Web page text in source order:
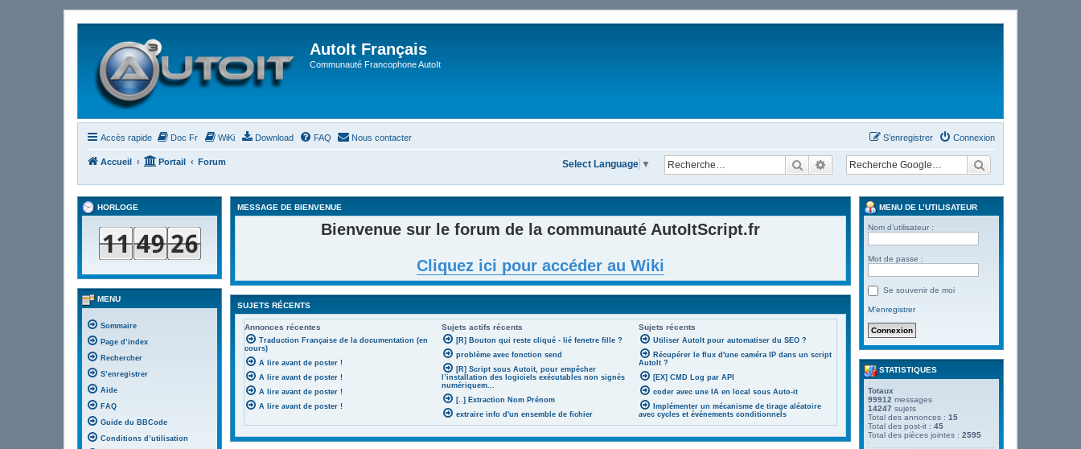
AutoIt Français
Communauté Francophone AutoIt
Accès rapide Doc Fr WiKi Download FAQ Nous contacter Connexion
S’enregistrer
Accueil Portail Forum RechercherRecherche avancée
Select Language ▼
MESSAGE DE BIENVENUE
Bienvenue sur le forum de la communauté AutoItScript.fr
Cliquez ici pour accéder au Wiki
SUJETS RÉCENTS
Annonces récentes Sujets actifs récents Sujets récents
Traduction Française de la documentation (en
cours)
A lire avant de poster !
A lire avant de poster !
A lire avant de poster !
A lire avant de poster !
[R] Bouton qui reste cliqué - lié fenetre fille ?
problème avec fonction send
[R] Script sous Autoit, pour empêcher
l’installation des logiciels exécutables non signés
numériquem...
[..] Extraction Nom Prénom
extraire info d'un ensemble de fichier
Utiliser AutoIt pour automatiser du SEO ?
Récupérer le flux d'une caméra IP dans un script
AutoIt ?
[EX] CMD Log par API
coder avec une IA en local sous Auto-it
Implémenter un mécanisme de tirage aléatoire
avec cycles et événements conditionnels
HORLOGE
MENU
Sommaire
Page d’index
Rechercher
S’enregistrer
Aide
FAQ
Guide du BBCode
Conditions d’utilisation
MENU DE L’UTILISATEUR
Nom d’utilisateur :
Mot de passe :
Se souvenir de moi
M’enregistrer
STATISTIQUES
Totaux
99912 messages
14247 sujets
Total des annonces : 15
Total des post-it : 45
Total des pièces jointes : 2595